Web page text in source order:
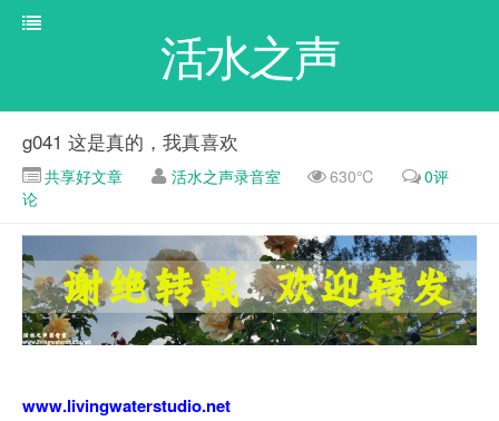
活水之声
g041 这是真的，我真喜欢
共享好文章 活水之声录音室 630℃
0评
论
www.livingwaterstudio.net